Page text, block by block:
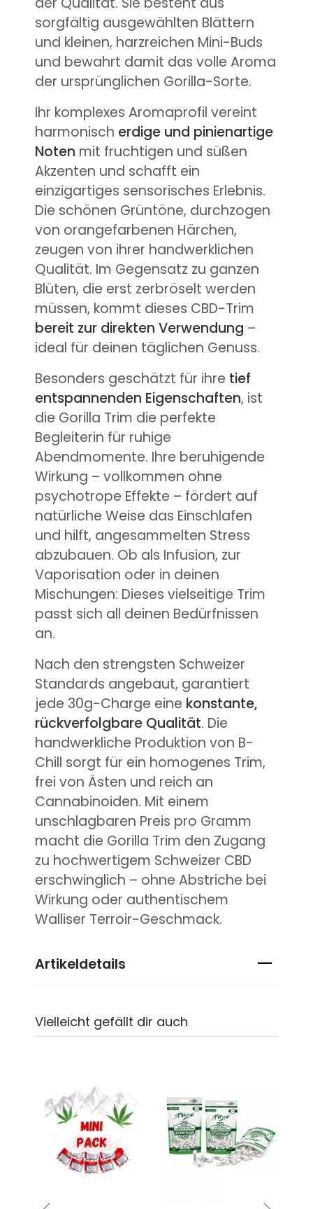
sorgfältig ausgewählten Blättern
und kleinen, harzreichen Mini-Buds
und bewahrt damit das volle Aroma
der ursprünglichen Gorilla-Sorte.
Ihr komplexes Aromaprofil vereint
harmonisch erdige und pinienartige
Noten mit fruchtigen und süßen
Akzenten und schafft ein
einzigartiges sensorisches Erlebnis.
Die schönen Grüntöne, durchzogen
von orangefarbenen Härchen,
zeugen von ihrer handwerklichen
Qualität. Im Gegensatz zu ganzen
Blüten, die erst zerbröselt werden
müssen, kommt dieses CBD-Trim
bereit zur direkten Verwendung –
ideal für deinen täglichen Genuss.
Besonders geschätzt für ihre tief
entspannenden Eigenschaften, ist
die Gorilla Trim die perfekte
Begleiterin für ruhige
Abendmomente. Ihre beruhigende
Wirkung – vollkommen ohne
psychotrope Effekte – fördert auf
natürliche Weise das Einschlafen
und hilft, angesammelten Stress
abzubauen. Ob als Infusion, zur
Vaporisation oder in deinen
Mischungen: Dieses vielseitige Trim
passt sich all deinen Bedürfnissen
an.
Nach den strengsten Schweizer
Standards angebaut, garantiert
jede 30g-Charge eine konstante,
rückverfolgbare Qualität. Die
handwerkliche Produktion von B-
Chill sorgt für ein homogenes Trim,
frei von Ästen und reich an
Cannabinoiden. Mit einem
unschlagbaren Preis pro Gramm
macht die Gorilla Trim den Zugang
zu hochwertigem Schweizer CBD
erschwinglich – ohne Abstriche bei
Wirkung oder authentischem
Walliser Terroir-Geschmack.
Artikeldetails
Vielleicht gefällt dir auch